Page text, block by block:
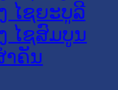
ໄຊຍະບູລີ
ໄຊສົມບູນ
າຄັນ